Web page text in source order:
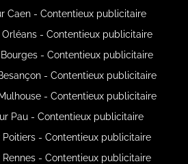
Caen - Contentieux publicitaire
Orléans - Contentieux publicitaire
- Contentieux publicitaire
- Contentieux publicitaire
- Contentieux publicitaire
Pau - Contentieux publicitaire
Poitiers - Contentieux publicitaire
Rennes - Contentieux publicitaire